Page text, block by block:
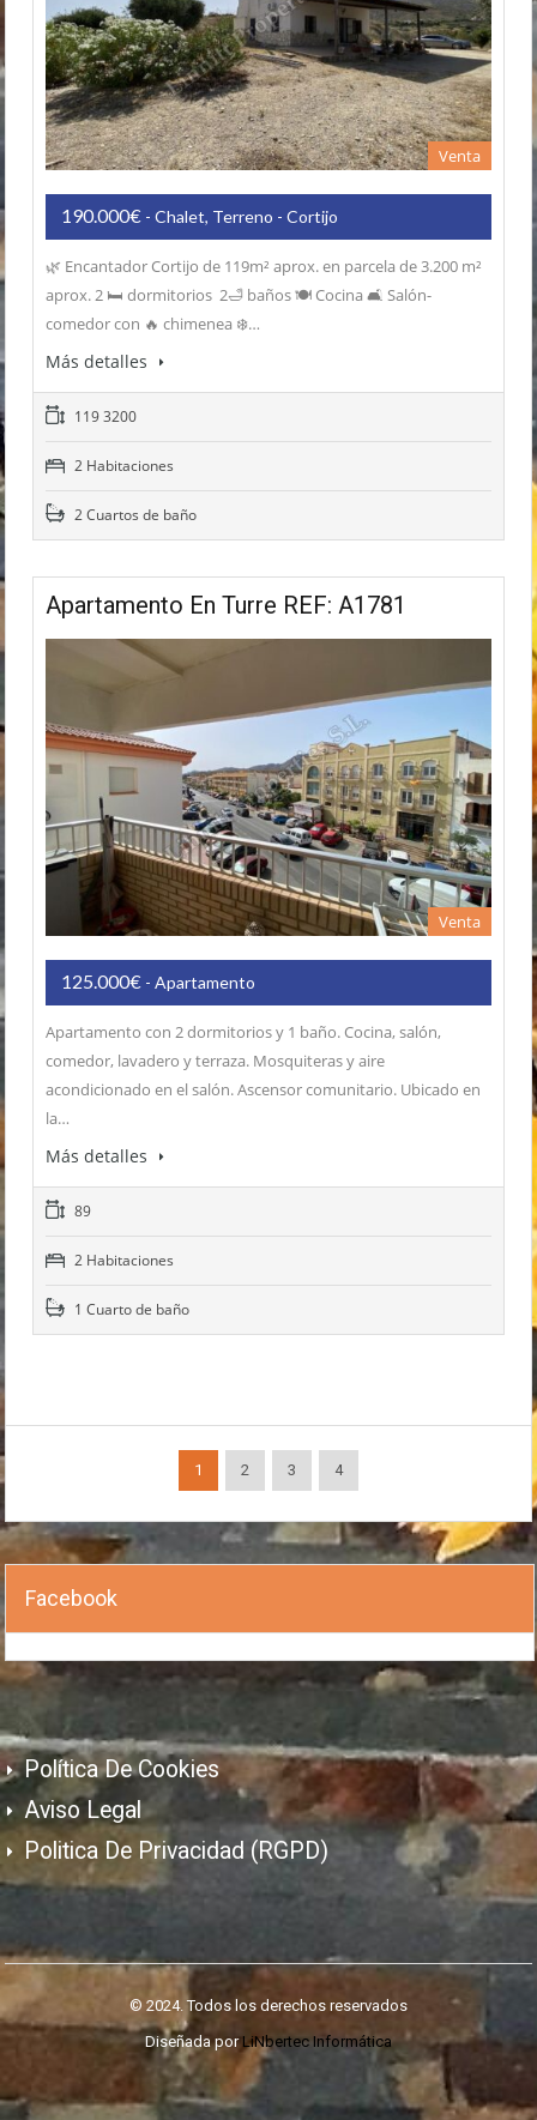
Venta
190.000€ - Chalet, Terreno - Cortijo
🌿 Encantador Cortijo de 119m² aprox. en parcela de 3.200 m²
aprox. 2 🛏️ dormitorios 2🛁 baños 🍽️ Cocina 🛋️ Salón-
comedor con 🔥 chimenea ❄️…
Más detalles
119 3200
2 Habitaciones
2 Cuartos de baño
Apartamento En Turre REF: A1781
Venta
125.000€ - Apartamento
Apartamento con 2 dormitorios y 1 baño. Cocina, salón,
comedor, lavadero y terraza. Mosquiteras y aire
acondicionado en el salón. Ascensor comunitario. Ubicado en
la…
Más detalles
89
2 Habitaciones
1 Cuarto de baño
1 2 3 4
Facebook
Política De Cookies
Aviso Legal
Politica De Privacidad (RGPD)
© 2024. Todos los derechos reservados
Diseñada porLiNbertec Informática